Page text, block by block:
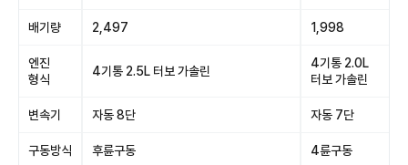
배기량 2,497 1,998
엔진
형식
4기통 2.5L 터보 가솔린
4기통 2.0L
터보 가솔린
변속기 자동 8단 자동 7단
구동방식 후륜구동 4륜구동